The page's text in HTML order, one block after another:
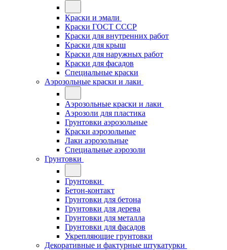
Краски и эмали
Краски ГОСТ СССР
Краски для внутренних работ
Краски для крыш
Краски для наружных работ
Краски для фасадов
Специальные краски
Аэрозольные краски и лаки
Аэрозольные краски и лаки
Аэрозоли для пластика
Грунтовки аэрозольные
Краски аэрозольные
Лаки аэрозольные
Специальные аэрозоли
Грунтовки
Грунтовки
Бетон-контакт
Грунтовки для бетона
Грунтовки для дерева
Грунтовки для металла
Грунтовки для фасадов
Укрепляющие грунтовки
Декоративные и фактурные штукатурки